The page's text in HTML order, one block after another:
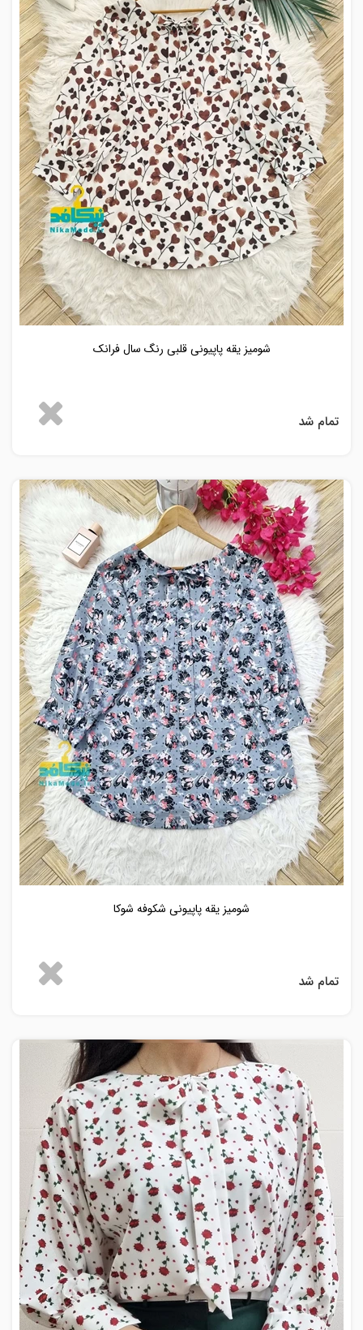
شومیز یقه پاپیونی قلبی رنگ سال فرانک
تمام شد
شومیز یقه پاپیونی شکوفه شوکا
تمام شد